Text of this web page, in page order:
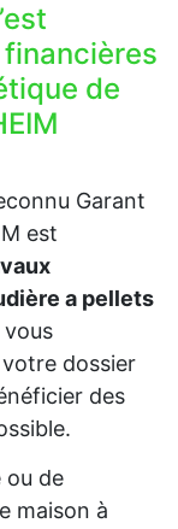
de
Garant
est
a pellets
vous
dossier
des
ou de
maison à